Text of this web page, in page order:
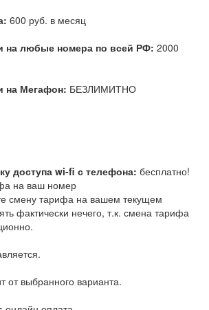
600 руб. в месяц
на любые номера по всей РФ: 2000
на Мегафон: БЕЗЛИМИТНО
доступа wi-fi с телефона: бесплатно!
на ваш номер
смену тарифа на вашем текущем
фактически нечего, т.к. смена тарифа
от выбранного варианта.